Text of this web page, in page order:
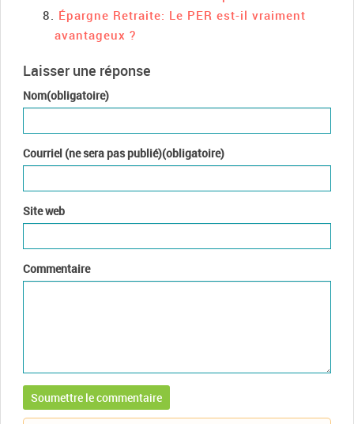
Épargne Retraite: Le PER est-il vraiment
avantageux ?
Laisser une réponse
Nom(obligatoire)
Courriel (ne sera pas publié)(obligatoire)
Site web
Commentaire